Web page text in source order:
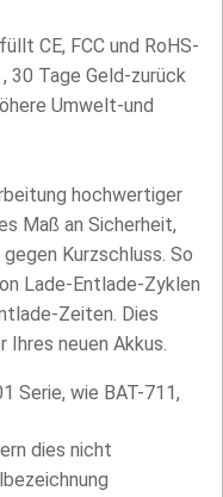
CE, FCC und RoHS-
30 Tage Geld-zurück
Umwelt-und
hochwertiger
Maß an Sicherheit,
Kurzschluss. So
Lade-Entlade-Zyklen
Zeiten. Dies
Ihres neuen Akkus.
Serie, wie BAT-711,
dies nicht